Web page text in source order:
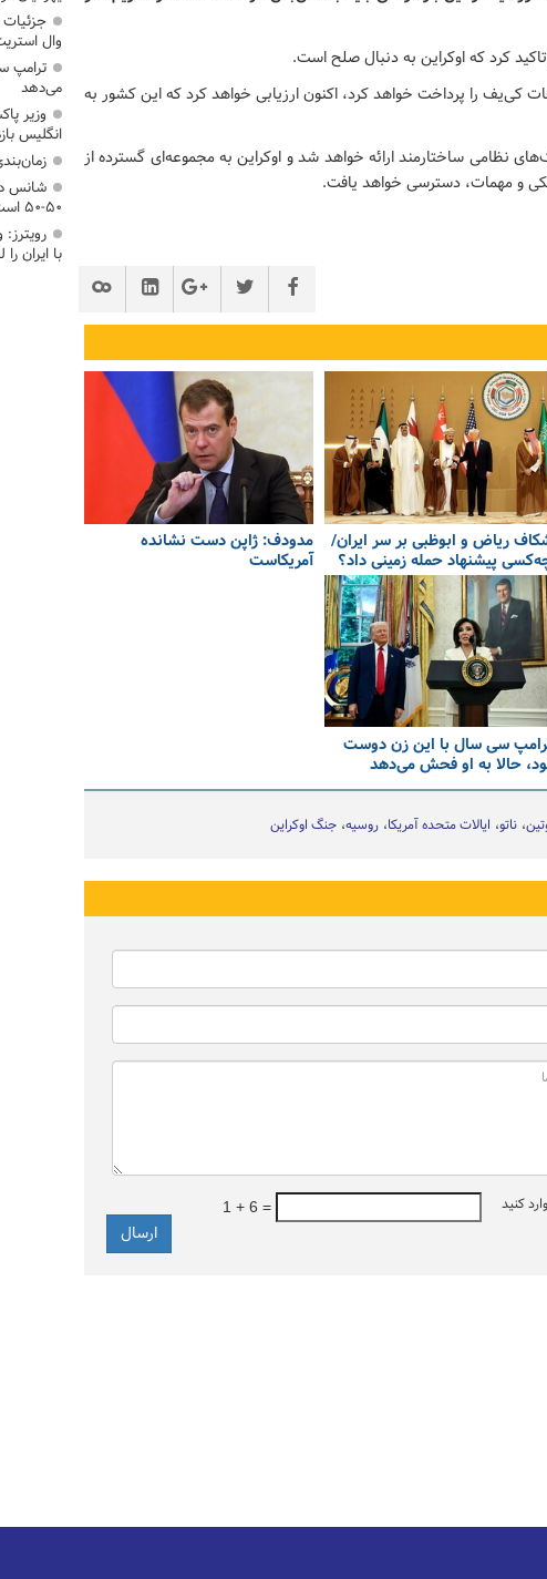
کرد که اوکراین به دنبال صلح است.
کی‌یف را پرداخت خواهد کرد، اکنون ارزیابی خواهد کرد که این کشور به
نظامی ساختارمند ارائه خواهد شد و اوکراین به مجموعه‌ای گسترده از
و مهمات، دسترسی خواهد یافت.
ریاض و ابوظبی بر سر ایران/
پیشنهاد حمله زمینی داد؟
مدودف: ژاپن دست نشانده
آمریکاست
سی سال با این زن دوست
حالا به او فحش می‌دهد
ناتو ایالات متحده آمریکا روسیه جنگ اوکراین
کنید 1 + 6 =
جزئیات
وال
ترامپ
می‌دهد
وزیر
انگلیس
شانس
۵۰-۵۰ است
با ایران